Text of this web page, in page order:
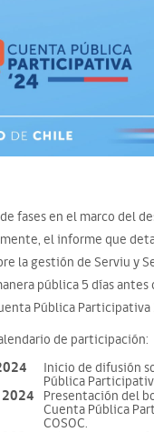
fases en el marco del
el informe que
la gestión de Serviu y
pública 5 días antes
Pública Participativa
de participación:
Inicio de difusión
Pública
2024
Presentación del
Cuenta Pública
COSOC.